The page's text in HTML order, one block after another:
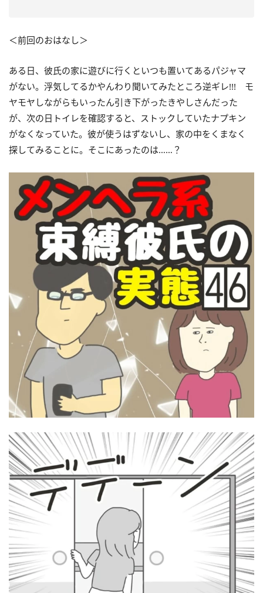
＜前回のおはなし＞
ある日、彼氏の家に遊びに行くといつも置いてあるパジャマ
がない。浮気してるかやんわり聞いてみたところ逆ギレ!!! モ
ヤモヤしながらもいったん引き下がったきやしさんだった
が、次の日トイレを確認すると、ストックしていたナプキン
がなくなっていた。彼が使うはずないし、家の中をくまなく
探してみることに。そこにあったのは……？